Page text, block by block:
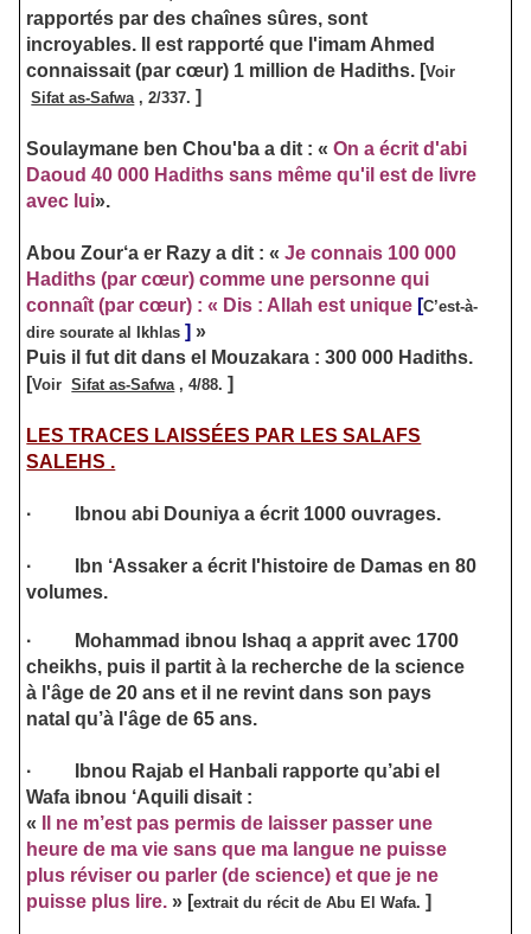
rapportés par des chaînes sûres, sont
incroyables. Il est rapporté que l'imam Ahmed
connaissait (par cœur) 1 million de Hadiths. [Voir
Sifat as-Safwa, 2/337. ]
Soulaymane ben Chou'ba a dit : « On a écrit d'abi
Daoud 40 000 Hadiths sans même qu'il est de livre
avec lui».
Abou Zour‘a er Razy a dit : «Je connais 100 000
Hadiths (par cœur) comme une personne qui
connaît (par cœur) : « Dis : Allah est unique [C’est-à-
dire sourate al Ikhlas ] »
Puis il fut dit dans el Mouzakara : 300 000 Hadiths.
[VoirSifat as-Safwa, 4/88. ]
LES TRACES LAISSÉES PAR LES SALAFS
SALEHS .
· Ibnou abi Douniya a écrit 1000 ouvrages.
·
Ibn ‘Assaker a écrit l'histoire de Damas en 80
volumes.
·
Mohammad ibnou Ishaq a apprit avec 1700
cheikhs, puis il partit à la recherche de la science
à l'âge de 20 ans et il ne revint dans son pays
natal qu’à l'âge de 65 ans.
·
Ibnou Rajab el Hanbali rapporte qu’abi el
Wafa ibnou ‘Aquili disait :
«
Il ne m’est pas permis de laisser passer une
heure de ma vie sans que ma langue ne puisse
plus réviser ou parler (de science) et que je ne
puisse plus lire. » [extrait du récit de Abu El Wafa. ]